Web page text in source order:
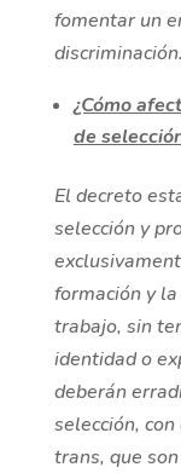
fomentar un
discriminación.
¿Cómo
de
El decreto
selección y
formación y
trabajo, sin
identidad o
deberán
selección,
trans, que